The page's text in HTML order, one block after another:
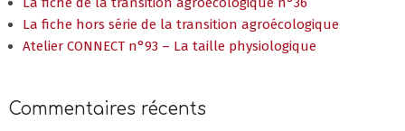
La fiche hors série de la transition agroécologique
Atelier CONNECT n°93 – La taille physiologique
Commentaires récents